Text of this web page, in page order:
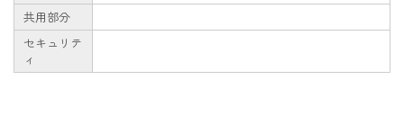
共用部分
セキュリテ
ィ